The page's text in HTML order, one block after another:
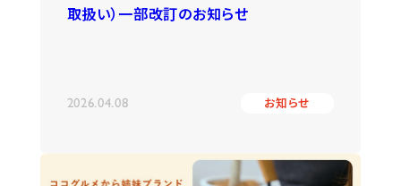
取扱い）一部改訂のお知らせ
2026.04.08 お知らせ